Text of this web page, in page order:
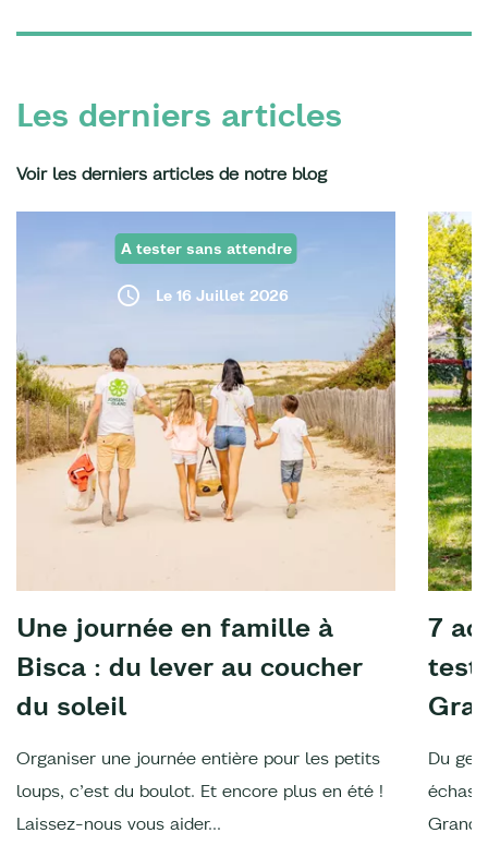
Les derniers articles
Voir les derniers articles de notre blog
A tester sans attendre
Le 16 Juillet 2026
Une journée en famille à
Bisca : du lever au coucher
du soleil
Organiser une journée entière pour les petits
loups, c’est du boulot. Et encore plus en été !
Laissez-nous vous aider...
7
Du